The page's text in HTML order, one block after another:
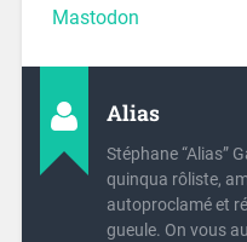
Mastodon
Alias
Stéphane “Alias”
quinqua rôliste,
autoproclamé et
gueule. On vous